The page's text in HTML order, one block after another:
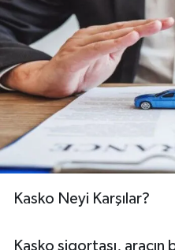
Kasko Neyi Karşılar?
Kasko sigortası, aracın